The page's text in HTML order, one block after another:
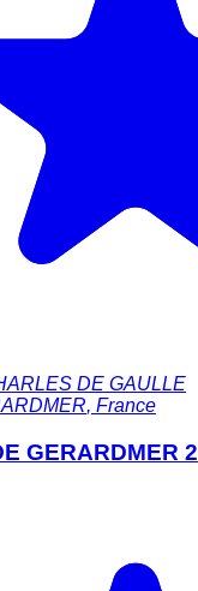
DE GAULLE
, France
GERARDMER 2